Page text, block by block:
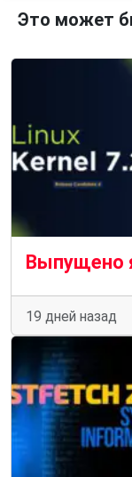
Это может
19 дней назад